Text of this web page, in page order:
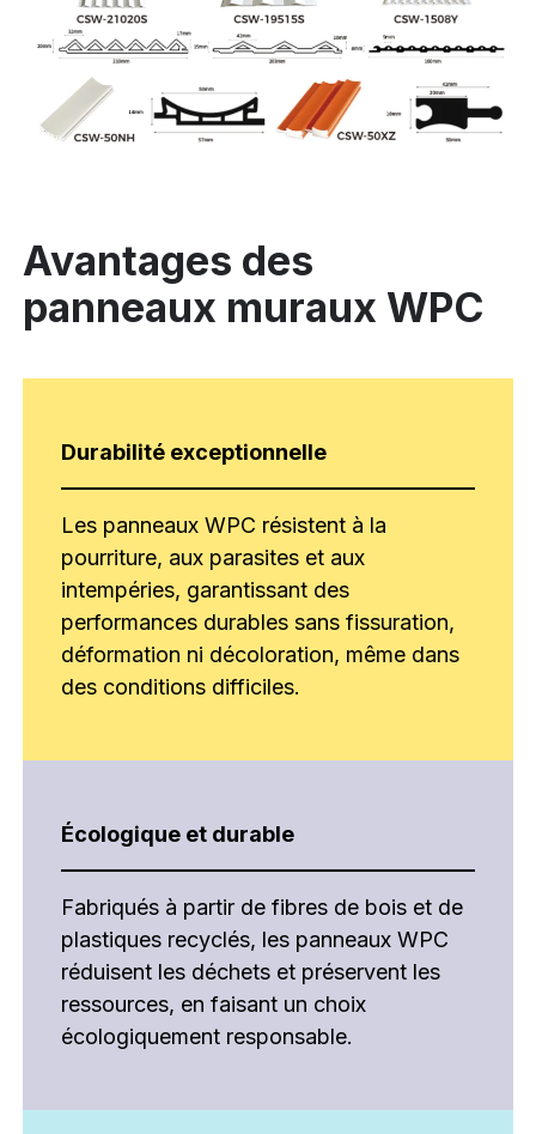
Avantages des
panneaux muraux WPC
Durabilité exceptionnelle
Les panneaux WPC résistent à la
pourriture, aux parasites et aux
intempéries, garantissant des
performances durables sans fissuration,
déformation ni décoloration, même dans
des conditions difficiles.
Écologique et durable
Fabriqués à partir de fibres de bois et de
plastiques recyclés, les panneaux WPC
réduisent les déchets et préservent les
ressources, en faisant un choix
écologiquement responsable.